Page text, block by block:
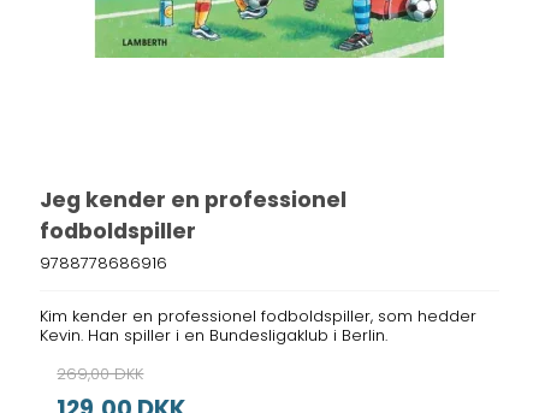
Jeg kender en professionel
fodboldspiller
9788778686916
Kim kender en professionel fodboldspiller, som hedder
Kevin. Han spiller i en Bundesligaklub i Berlin.
269,00 DKK